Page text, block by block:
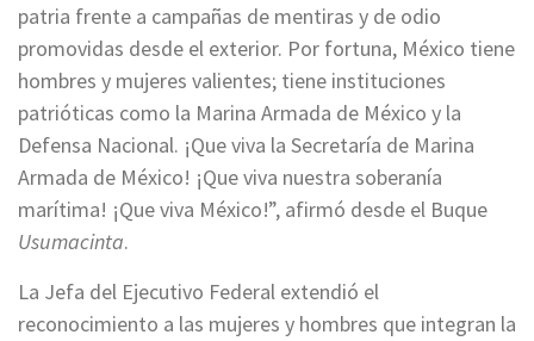
patria frente a campañas de mentiras y de odio
promovidas desde el exterior. Por fortuna, México tiene
hombres y mujeres valientes; tiene instituciones
patrióticas como la Marina Armada de México y la
Defensa Nacional. ¡Que viva la Secretaría de Marina
Armada de México! ¡Que viva nuestra soberanía
marítima! ¡Que viva México!”, afirmó desde el Buque
Usumacinta.
La Jefa del Ejecutivo Federal extendió el
reconocimiento a las mujeres y hombres que integran la